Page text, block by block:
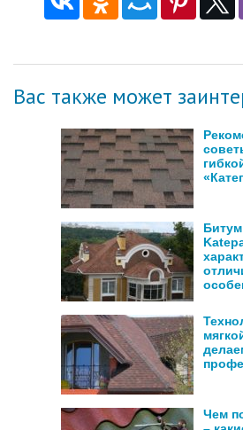
Вас также может
Чем